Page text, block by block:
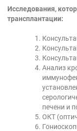
Исследования,
трансплантации:
Анализ
печени и
ОКТ